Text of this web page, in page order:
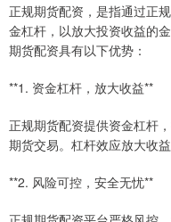
正规期货配资，是指通过正
金杠杆，以放大投资收益的
期货配资具有以下优势：
**1. 资金杠杆，放大收益**
正规期货配资提供资金杠杆
期货交易。杠杆效应放大收
**2. 风险可控，安全无忧**